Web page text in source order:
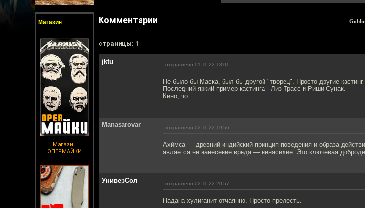
Магазин
Магазин
ОПЕРМАЙКИ
Комментарии
cтраницы: 1
jktu отправлено 01.11.22 18:01
Не было бы Маска, был бы другой "творец". Просто другие
Последний яркий пример кастинга - Лиз Трасс и Риши Сунак.
Кино, чо.
Manasarovar отправлено 02.11.22 19:56
Ахи́мса — древний индийский принцип поведения и образа
является не нанесение вреда — ненасилие. Это ключевая
УниверСол отправлено 02.11.22 20:57
Надана хулиганит отчаянно. Просто прелесть.